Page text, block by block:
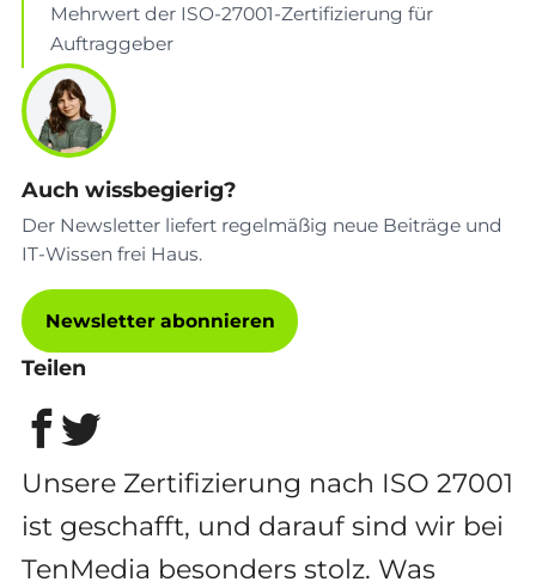
Mehrwert der ISO-27001-Zertifizierung für
Auftraggeber
Auch wissbegierig?
Der Newsletter liefert regelmäßig neue Beiträge und
IT-Wissen frei Haus.
Newsletter abonnieren
Teilen
Unsere Zertifizierung nach ISO 27001
ist geschafft, und darauf sind wir bei
TenMedia besonders stolz. Was